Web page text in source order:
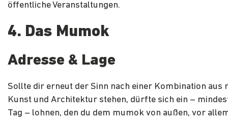
öffentliche Veranstaltungen.
4. Das Mumok
Adresse & Lage
Sollte dir erneut der Sinn nach einer Kombination aus
Kunst und Architektur stehen, dürfte sich ein –
Tag – lohnen, den du dem mumok von außen, vor